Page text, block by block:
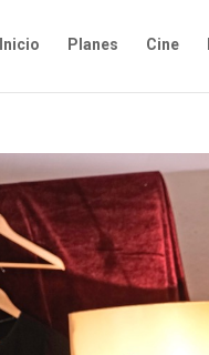
Inicio Planes Cine